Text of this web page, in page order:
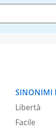
SINONIMI
Libertà
Facile